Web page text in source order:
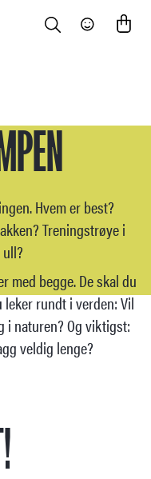
Search Community
Hvem er best?
Treningstrøye i
med begge. De skal du
leker rundt i verden: Vil
i naturen? Og viktigst:
veldig lenge?